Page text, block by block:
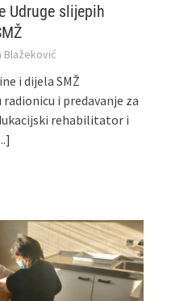
Udruge slijepih
Blažeković
i dijela SMŽ
i predavanje za
rehabilitator i